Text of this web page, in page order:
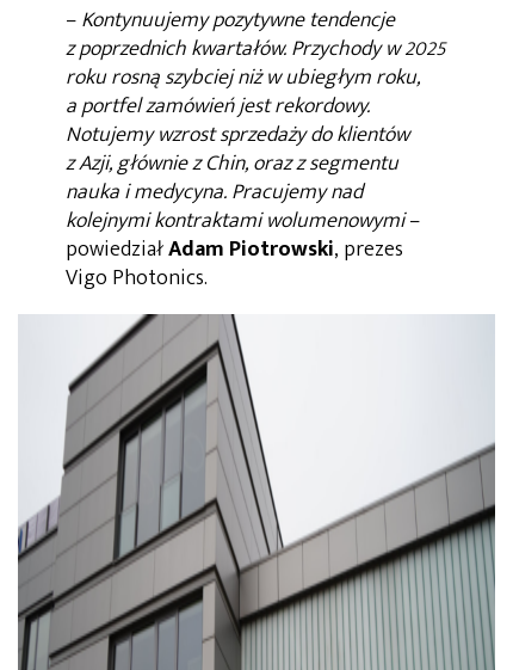
–Kontynuujemy pozytywne tendencje
z poprzednich kwartałów. Przychody w 2025
roku rosną szybciej niż w ubiegłym roku,
a portfel zamówień jest rekordowy.
Notujemy wzrost sprzedaży do klientów
z Azji, głównie z Chin, oraz z segmentu
nauka i medycyna. Pracujemy nad
kolejnymi kontraktami wolumenowymi–
powiedziałAdam Piotrowski, prezes
Vigo Photonics.